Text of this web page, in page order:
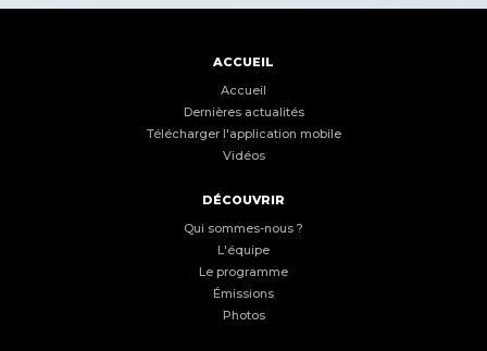
ACCUEIL
Accueil
Dernières actualités
Télécharger l'application mobile
Vidéos
DÉCOUVRIR
Qui sommes-nous ?
L'équipe
Le programme
Émissions
Photos